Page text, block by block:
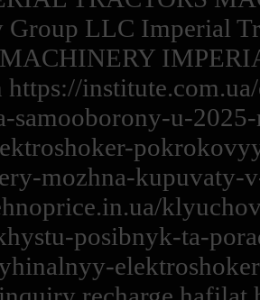
Group LLC Imperial
https://
samooborony-u-
mozhna-
posibnyk-ta-